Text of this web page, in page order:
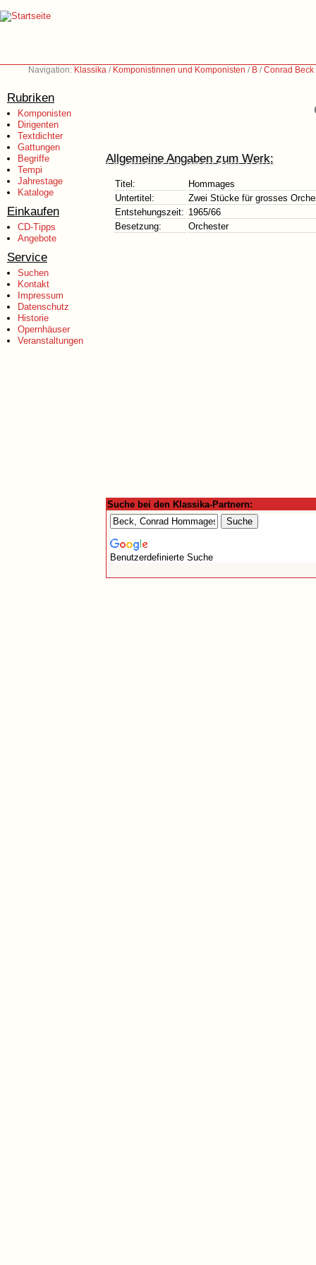
Navigation: Klassika / Komponistinnen und Komponisten / B /Conrad
Rubriken
Komponisten
Dirigenten
Textdichter
Gattungen
Begriffe
Tempi
Jahrestage
Kataloge
Einkaufen
CD-Tipps
Angebote
Service
Suchen
Kontakt
Impressum
Datenschutz
Historie
Opernhäuser
Veranstaltungen
Allgemeine Angaben zum Werk:
Titel:
Hommages
Untertitel:
Zwei Stücke für grosses
Entstehungszeit: 1965/66
Besetzung:
Orchester
Suche bei den Klassika-Partnern:
Benutzerdefinierte Suche